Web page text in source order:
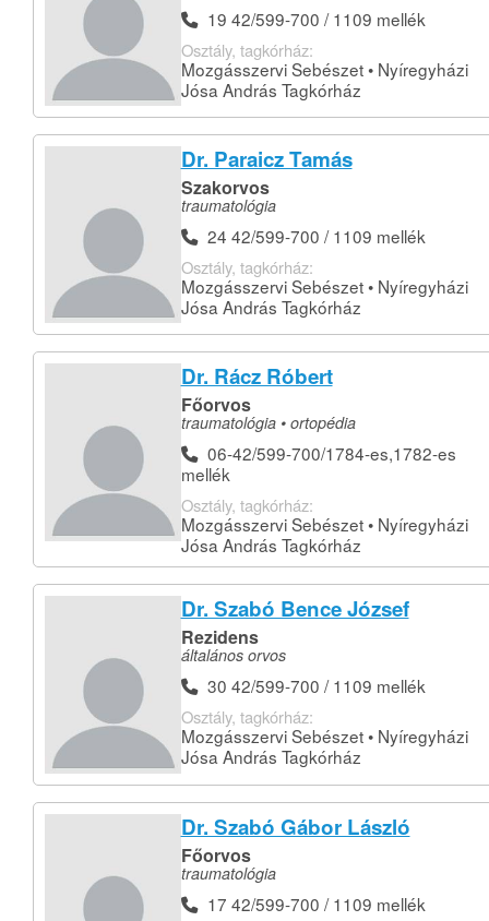
19 42/599-700 / 1109 mellék
Osztály, tagkórház:
Mozgásszervi Sebészet • Nyíregyházi
Jósa András Tagkórház
Dr. Paraicz Tamás
Szakorvos
traumatológia
24 42/599-700 / 1109 mellék
Osztály, tagkórház:
Mozgásszervi Sebészet • Nyíregyházi
Jósa András Tagkórház
Dr. Rácz Róbert
Főorvos
traumatológia • ortopédia
06-42/599-700/1784-es,1782-es
mellék
Osztály, tagkórház:
Mozgásszervi Sebészet • Nyíregyházi
Jósa András Tagkórház
Dr. Szabó Bence József
Rezidens
általános orvos
30 42/599-700 / 1109 mellék
Osztály, tagkórház:
Mozgásszervi Sebészet • Nyíregyházi
Jósa András Tagkórház
Dr. Szabó Gábor László
Főorvos
traumatológia
17 42/599-700 / 1109 mellék